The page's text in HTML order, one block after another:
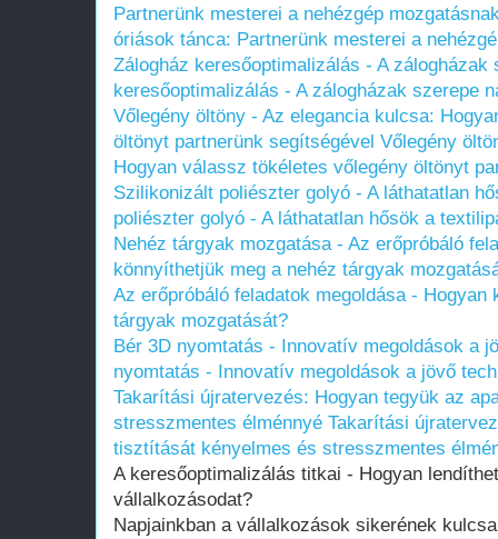
Partnerünk mesterei a nehézgép
óriások tánca: Partnerünk mesterei a
Zálogház keresőoptimalizálás - A zálogházak
keresőoptimalizálás - A zálogházak szerepe
Vőlegény öltöny - Az elegancia kulcsa:
öltönyt partnerünk segítségével Vőlegény
Hogyan válassz tökéletes vőlegény öltönyt
Szilikonizált poliészter golyó - A láthatatlan
poliészter golyó - A láthatatlan hősök a
Nehéz tárgyak mozgatása - Az erőpróbáló
könnyíthetjük meg a nehéz tárgyak
Az erőpróbáló feladatok megoldása - Hogyan
tárgyak mozgatását?
Bér 3D nyomtatás - Innovatív megoldások a
nyomtatás - Innovatív megoldások a jövő
Takarítási újratervezés: Hogyan tegyük az
stresszmentes élménnyé Takarítási
tisztítását kényelmes és stresszmentes
A keresőoptimalizálás titkai - Hogyan
vállalkozásodat?
Napjainkban a vállalkozások sikerének